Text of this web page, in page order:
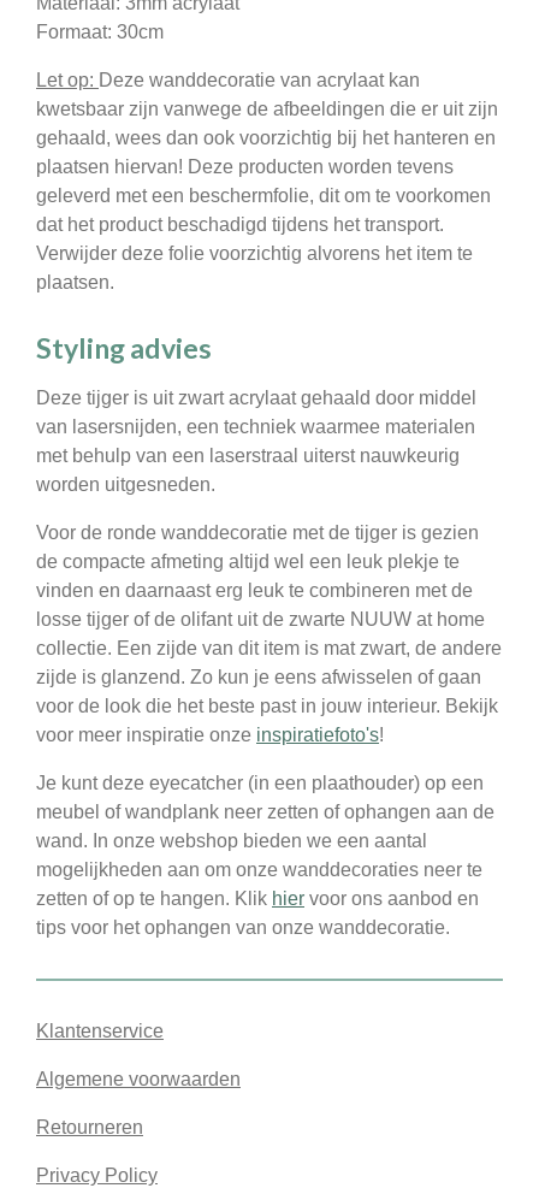
Formaat: 30cm
Let op: Deze wanddecoratie van acrylaat kan
kwetsbaar zijn vanwege de afbeeldingen die er uit zijn
gehaald, wees dan ook voorzichtig bij het hanteren en
plaatsen hiervan! Deze producten worden tevens
geleverd met een beschermfolie, dit om te voorkomen
dat het product beschadigd tijdens het transport.
Verwijder deze folie voorzichtig alvorens het item te
plaatsen.
Styling advies
Deze tijger is uit zwart acrylaat gehaald door middel
van lasersnijden, een techniek waarmee materialen
met behulp van een laserstraal uiterst nauwkeurig
worden uitgesneden.
Voor de ronde wanddecoratie met de tijger is gezien
de compacte afmeting altijd wel een leuk plekje te
vinden en daarnaast erg leuk te combineren met de
losse tijger of de olifant uit de zwarte NUUW at home
collectie. Een zijde van dit item is mat zwart, de andere
zijde is glanzend. Zo kun je eens afwisselen of gaan
voor de look die het beste past in jouw interieur. Bekijk
voor meer inspiratie onze inspiratiefoto's!
Je kunt deze eyecatcher (in een plaathouder) op een
meubel of wandplank neer zetten of ophangen aan de
wand. In onze webshop bieden we een aantal
mogelijkheden aan om onze wanddecoraties neer te
zetten of op te hangen. Klik hier voor ons aanbod en
tips voor het ophangen van onze wanddecoratie.
Klantenservice
Algemene voorwaarden
Retourneren
Privacy Policy